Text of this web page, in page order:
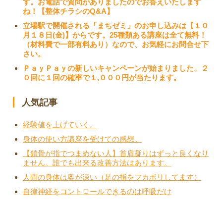
ね！【整体チラシのQ&A】
立場駅で開催される「まちゼミ」のお申し込みは【１０
月１８日(金)】からです。25種類ある講座は全て無料！
（材料費で一部有料あり）なので、お気軽にお問合せ下
さい。
ＰａｙＰａｙの新しいキャンペーンが始まりました。２
０回に１回の確率で１,０００円が当たります。
人気記事
経験値を上げていく。
身体の使い方講座を受けての感想。
【鎖骨が指でつまめない人】首肩凝りはずっと良くなり
ません。誰でも出来る改善方法はあります。
人間の身体は奥が深い（足の指をフカボリしてます）
自律神経をコントロールできるのは呼吸だけ